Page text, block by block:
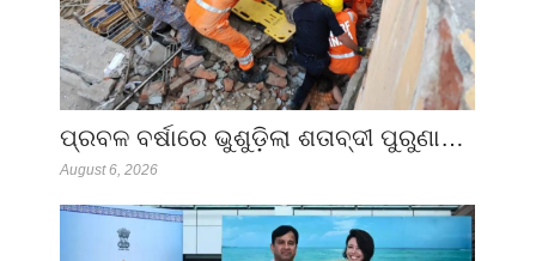
ପ୍ରବଳ ବର୍ଷାରେ ଭୁଶୁଡ଼ିଲା ଶତାବ୍ଦୀ ପୁରୁଣା…
August 6, 2026